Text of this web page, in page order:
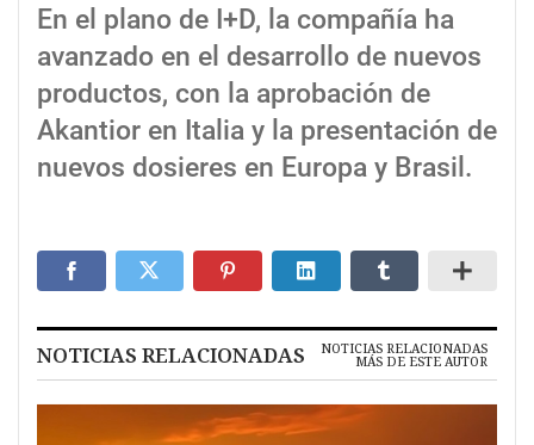
En el plano de I+D, la compañía ha
avanzado en el desarrollo de nuevos
productos, con la aprobación de
Akantior en Italia y la presentación de
nuevos dosieres en Europa y Brasil.
NOTICIAS RELACIONADAS NOTICIAS RELACIONADAS
MÁS DE ESTE AUTOR